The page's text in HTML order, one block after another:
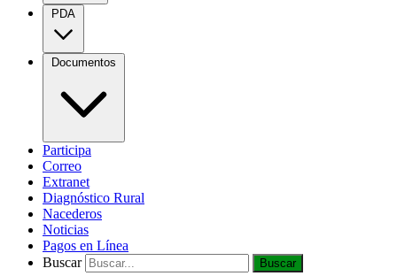
PDA
Documentos
Participa
Correo
Extranet
Diagnóstico Rural
Nacederos
Noticias
Pagos en Línea
Buscar
Buscar